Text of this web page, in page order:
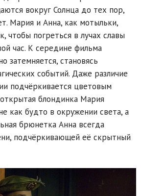
вокруг Солнца до тех пор,
Мария и Анна, как мотыльки,
чтобы погреться в лучах славы
час. К середине фильма
затемняется, становясь
событий. Даже различие
подчёркивается цветовым
блондинка Мария
как будто в окружении света, а
брюнетка Анна всегда
подчёркивающей её скрытный